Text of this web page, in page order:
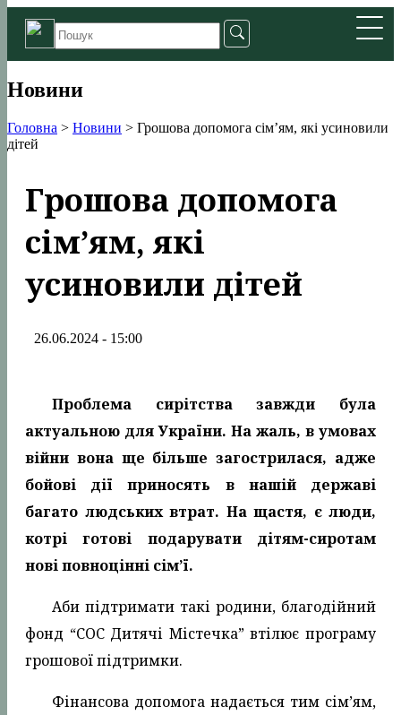
Новини
Головна > Новини > Грошова допомога сім’ям, які усиновили
дітей
Грошова допомога
сім’ям, які
усиновили дітей
26.06.2024 - 15:00
Проблема сирітства завжди була
актуальною для України. На жаль, в умовах
війни вона ще більше загострилася, адже
бойові дії приносять в нашій державі
багато людських втрат. На щастя, є люди,
котрі готові подарувати дітям-сиротам
нові повноцінні сім’ї.
Аби підтримати такі родини, благодійний
фонд “СОС Дитячі Містечка” втілює програму
грошової підтримки.
Фінансова допомога надається тим сім’ям,